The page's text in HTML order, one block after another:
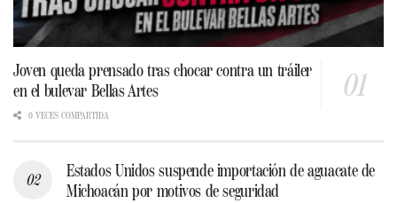
Joven queda prensado tras chocar contra un tráiler
en el bulevar Bellas Artes
0 VECES COMPARTIDA
Estados Unidos suspende importación de aguacate de
Michoacán por motivos de seguridad